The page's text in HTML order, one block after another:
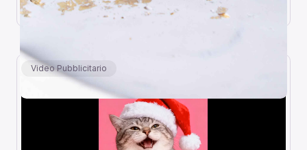
Video Pubblicitario